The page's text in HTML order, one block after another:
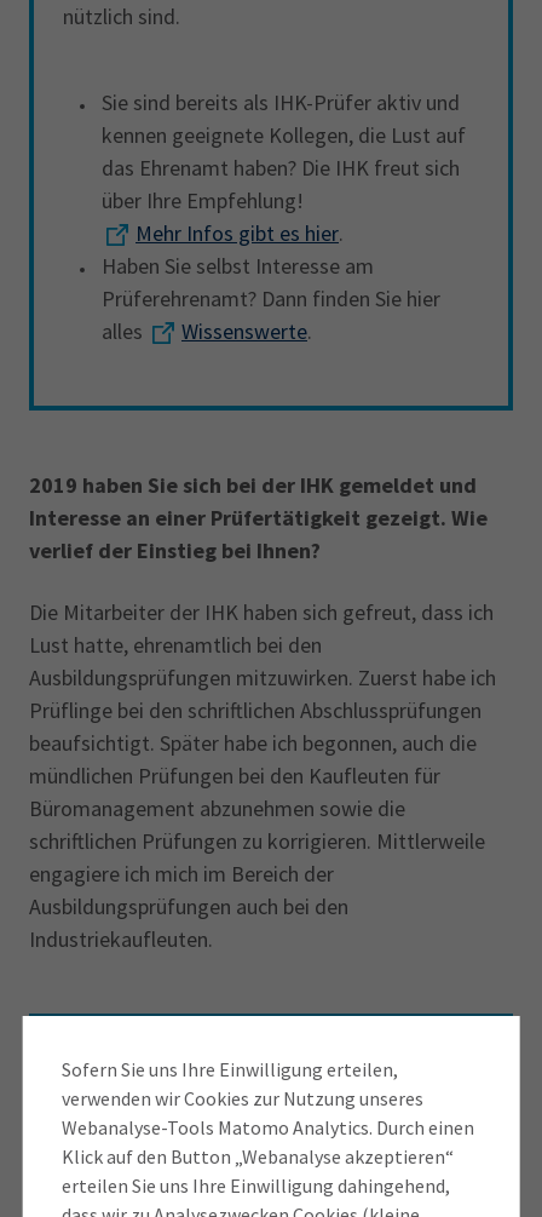
Sofern Sie uns Ihre Einwilligung erteilen,
verwenden wir Cookies zur Nutzung unseres
Webanalyse-Tools Matomo Analytics. Durch einen
Klick auf den Button „Webanalyse akzeptieren“
erteilen Sie uns Ihre Einwilligung dahingehend,
nützlich sind.
Sie sind bereits als IHK-Prüfer aktiv und
kennen geeignete Kollegen, die Lust auf
das Ehrenamt haben? Die IHK freut sich
über Ihre Empfehlung!
Mehr Infos gibt es hier.
Haben Sie selbst Interesse am
Prüferehrenamt? Dann finden Sie hier
alles
Wissenswerte.
2019 haben Sie sich bei der IHK gemeldet und
Interesse an einer Prüfertätigkeit gezeigt. Wie
verlief der Einstieg bei Ihnen?
Die Mitarbeiter der IHK haben sich gefreut, dass ich
Lust hatte, ehrenamtlich bei den
Ausbildungsprüfungen mitzuwirken. Zuerst habe ich
Prüflinge bei den schriftlichen Abschlussprüfungen
beaufsichtigt. Später habe ich begonnen, auch die
mündlichen Prüfungen bei den Kaufleuten für
Büromanagement abzunehmen sowie die
schriftlichen Prüfungen zu korrigieren. Mittlerweile
engagiere ich mich im Bereich der
Ausbildungsprüfungen auch bei den
Industriekaufleuten.
IHK-Info: Tipps, um
Mitarbeitenden das
Prüferehrenamt zu ermöglichen